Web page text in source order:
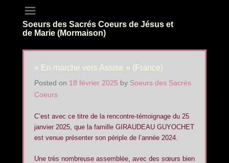
Soeurs des Sacrés Coeurs de Jésus et
de Marie (Mormaison)
« En marche vers Assise » (France)
Posted on 18 février 2025 by Soeurs des Sacrés
Coeurs
C’est avec ce titre de la rencontre-témoignage du 25
janvier 2025, que la famille GIRAUDEAU GUYOCHET
est venue présenter son périple de l’année 2024.
Une très nombreuse assemblée, avec des sœurs bien